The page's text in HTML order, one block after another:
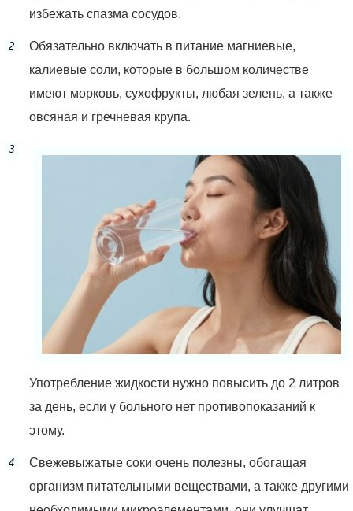
избежать спазма сосудов.
Обязательно включать в питание магниевые,
калиевые соли, которые в большом количестве
имеют морковь, сухофрукты, любая зелень, а также
овсяная и гречневая крупа.
Употребление жидкости нужно повысить до 2 литров
за день, если у больного нет противопоказаний к
этому.
Свежевыжатые соки очень полезны, обогащая
организм питательными веществами, а также другими